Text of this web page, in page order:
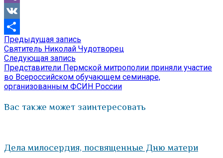
Viber
VK
Отправить
Навигация
по
записям
Предыдущая запись
запись:
Святитель Николай Чудотворец
Следующая запись
запись:
Представители Пермской митрополии приняли участие
во Всероссийском обучающем семинаре,
организованным ФСИН России
Вас также может заинтересовать
Дела милосердия, посвященные Дню матери